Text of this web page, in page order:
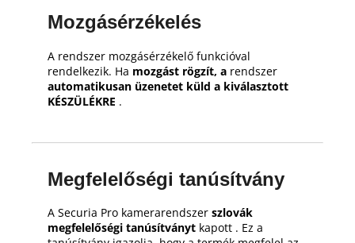
Mozgásérzékelés
A rendszer mozgásérzékelő funkcióval
rendelkezik. Ha mozgást rögzít, a rendszer
automatikusan üzenetet küld a kiválasztott
KÉSZÜLÉKRE .
Megfelelőségi tanúsítvány
A Securia Pro kamerarendszer szlovák
megfelelőségi tanúsítványt kapott . Ez a